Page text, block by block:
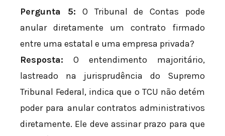
Pergunta 5: O Tribunal de Contas pode
anular diretamente um contrato firmado
entre uma estatal e uma empresa privada?
Resposta: O entendimento majoritário,
lastreado na jurisprudência do Supremo
Tribunal Federal, indica que o TCU não detém
poder para anular contratos administrativos
diretamente. Ele deve assinar prazo para que